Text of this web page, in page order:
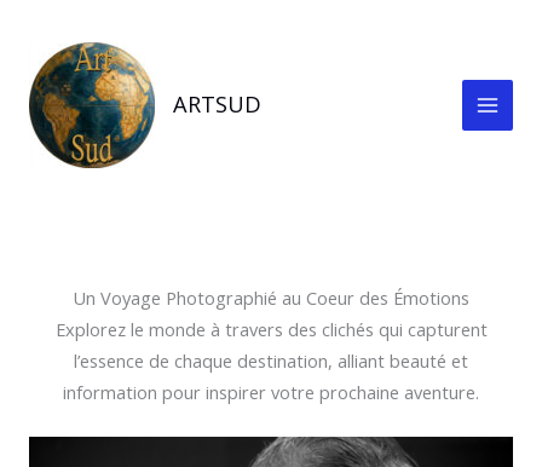
contenu
ARTSUD
Un Voyage Photographié au Coeur des Émotions
Explorez le monde à travers des clichés qui capturent
l’essence de chaque destination, alliant beauté et
information pour inspirer votre prochaine aventure.